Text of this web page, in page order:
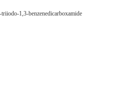
1,3-benzenedicarboxamide